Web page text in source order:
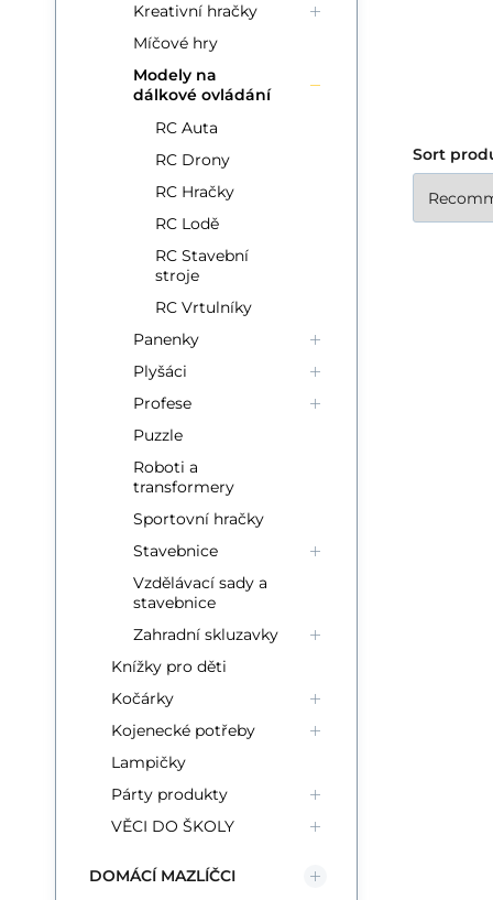
kierunkach oraz podąża za
osobą kierującą. Wymiary:
28 cm x 26 cm x 5 cm
Sort
Kreativní hračky
Míčové hry
Modely na
dálkové ovládání
RC Auta
RC Drony
RC Hračky
RC Lodě
RC Stavební
stroje
RC Vrtulníky
Panenky
Plyšáci
Profese
Puzzle
Roboti a
transformery
Sportovní hračky
Stavebnice
Vzdělávací sady a
stavebnice
Zahradní skluzavky
Knížky pro děti
Kočárky
Kojenecké potřeby
Lampičky
Párty produkty
VĚCI DO ŠKOLY
DOMÁCÍ MAZLÍČCI